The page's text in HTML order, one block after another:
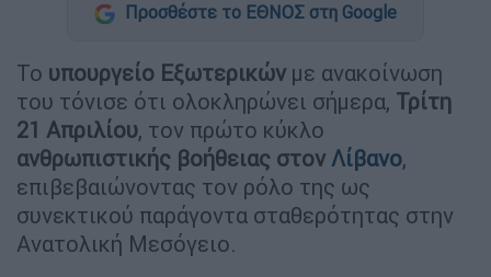
Προσθέστε το ΕΘΝΟΣ στη Google
To υπουργείο Εξωτερικών με ανακοίνωση
του τόνισε ότι ολοκληρώνει σήμερα, Τρίτη
21 Απριλίου, τον πρώτο κύκλο
ανθρωπιστικής βοήθειας στον Λίβανο,
επιβεβαιώνοντας τον ρόλο της ως
συνεκτικού παράγοντα σταθερότητας στην
Ανατολική Μεσόγειο.